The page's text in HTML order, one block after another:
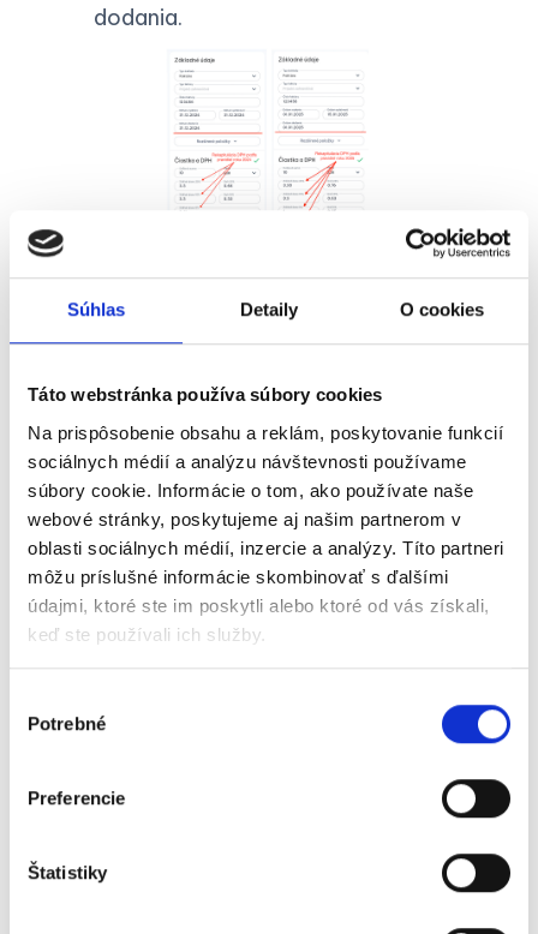
Súhlas Detaily O cookies
Táto webstránka používa súbory cookies
Na prispôsobenie obsahu a reklám, poskytovanie funkcií
sociálnych médií a analýzu návštevnosti používame
súbory cookie. Informácie o tom, ako používate naše
webové stránky, poskytujeme aj našim partnerom v
oblasti sociálnych médií, inzercie a analýzy. Títo partneri
môžu príslušné informácie skombinovať s ďalšími
údajmi, ktoré ste im poskytli alebo ktoré od vás získali,
keď ste používali ich služby.
súhlasu
Potrebné
Preferencie
Štatistiky
dodania.
fakturácia
Je potrebné si manuálne upraviť
sadzby DPH na nové nakoľko
systém nedokáže zistiť do akej
sadzby ma faktúry prestaviť.
Doklado nevystaví opakovanú
fakturáciu s dátumom dodania v
roku 2025 ak je na pravidel
Stormware